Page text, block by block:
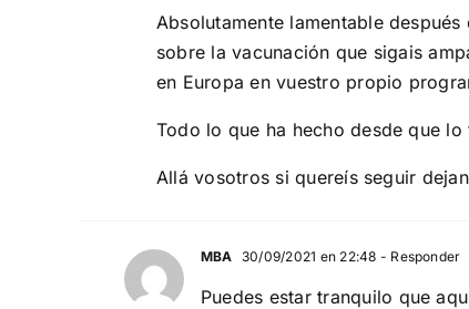
Absolutamente lamentable
sobre la vacunación que sigais
en Europa en vuestro propio
Todo lo que ha hecho desde que
Allá vosotros si quereís seguir
MBA 30/09/2021 en 22:48 - Responder
Puedes estar tranquilo que